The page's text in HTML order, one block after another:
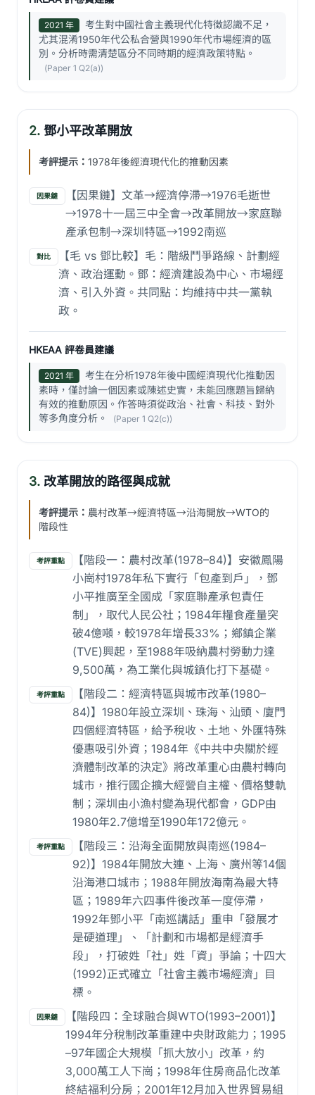
2021 年
考生對中國社會主義現代化特徵認識不足，
尤其混淆1950年代公私合營與1990年代市場經濟的區
別。分析時需清楚區分不同時期的經濟政策特點。
(Paper 1 Q2(a))
2. 鄧小平改革開放
考評提示： 1978年後經濟現代化的推動因素
因果鏈
【因果鏈】文革→經濟停滯→1976毛逝世
→1978十一屆三中全會→改革開放→家庭聯
產承包制→深圳特區→1992南巡
對比
【毛 vs 鄧比較】毛：階級鬥爭路線、計劃經
濟、政治運動。鄧：經濟建設為中心、市場經
濟、引入外資。共同點：均維持中共一黨執
政。
HKEAA 評卷員建議
2021 年
考生在分析1978年後中國經濟現代化推動因
素時，僅討論一個因素或陳述史實，未能回應題旨歸納
有效的推動原因。作答時須從政治、社會、科技、對外
等多角度分析。
(Paper 1 Q2(c))
3. 改革開放的路徑與成就
考評提示： 農村改革→經濟特區→沿海開放→WTO的
階段性
考評重點
【階段一：農村改革(1978–84)】安徽鳳陽
小崗村1978年私下實行「包產到戶」，鄧
小平推廣至全國成「家庭聯產承包責任
制」，取代人民公社；1984年糧食產量突
破4億噸，較1978年增長33%；鄉鎮企業
(TVE)興起，至1988年吸納農村勞動力達
9,500萬，為工業化與城鎮化打下基礎。
考評重點
【階段二：經濟特區與城市改革(1980–
84)】1980年設立深圳、珠海、汕頭、廈門
四個經濟特區，給予稅收、土地、外匯特殊
優惠吸引外資；1984年《中共中央關於經
濟體制改革的決定》將改革重心由農村轉向
城市，推行國企擴大經營自主權、價格雙軌
制；深圳由小漁村變為現代都會，GDP由
1980年2.7億增至1990年172億元。
考評重點
【階段三：沿海全面開放與南巡(1984–
92)】1984年開放大連、上海、廣州等14個
沿海港口城市；1988年開放海南為最大特
區；1989年六四事件後改革一度停滯，
1992年鄧小平「南巡講話」重申「發展才
是硬道理」、「計劃和市場都是經濟手
段」，打破姓「社」姓「資」爭論；十四大
(1992)正式確立「社會主義市場經濟」目
標。
因果鏈
【階段四：全球融合與WTO(1993–2001)】
1994年分稅制改革重建中央財政能力；1995
–97年國企大規模「抓大放小」改革，約
3,000萬工人下崗；1998年住房商品化改革
終結福利分房；2001年12月加入世界貿易組